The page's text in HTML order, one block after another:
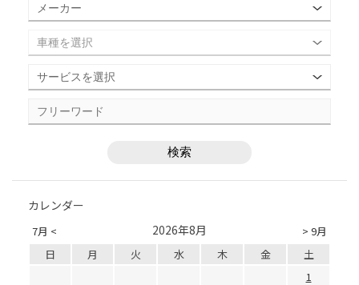
カレンダー
7月 < > 9月
2026年8月
日 月 火 水 木 金
土
1